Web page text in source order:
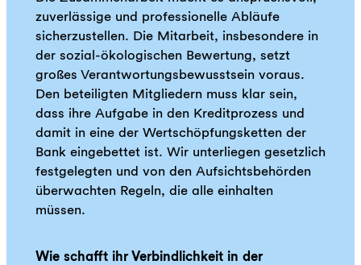
zuverlässige und professionelle Abläufe
sicherzustellen. Die Mitarbeit, insbesondere in
der sozial-ökologischen Bewertung, setzt
großes Verantwortungsbewusstsein voraus.
Den beteiligten Mitgliedern muss klar sein,
dass ihre Aufgabe in den Kreditprozess und
damit in eine der Wertschöpfungsketten der
Bank eingebettet ist. Wir unterliegen gesetzlich
festgelegten und von den Aufsichtsbehörden
überwachten Regeln, die alle einhalten
müssen.
Wie schafft ihr Verbindlichkeit in der